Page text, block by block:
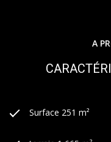
A
Surface 251 m²